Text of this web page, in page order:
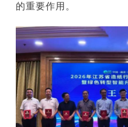
的重要作用。